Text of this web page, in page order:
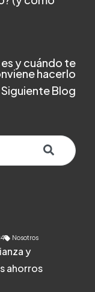
y cuándo te
hacerlo
Siguiente Blog
función de texto
Nosotros
y
ahorros